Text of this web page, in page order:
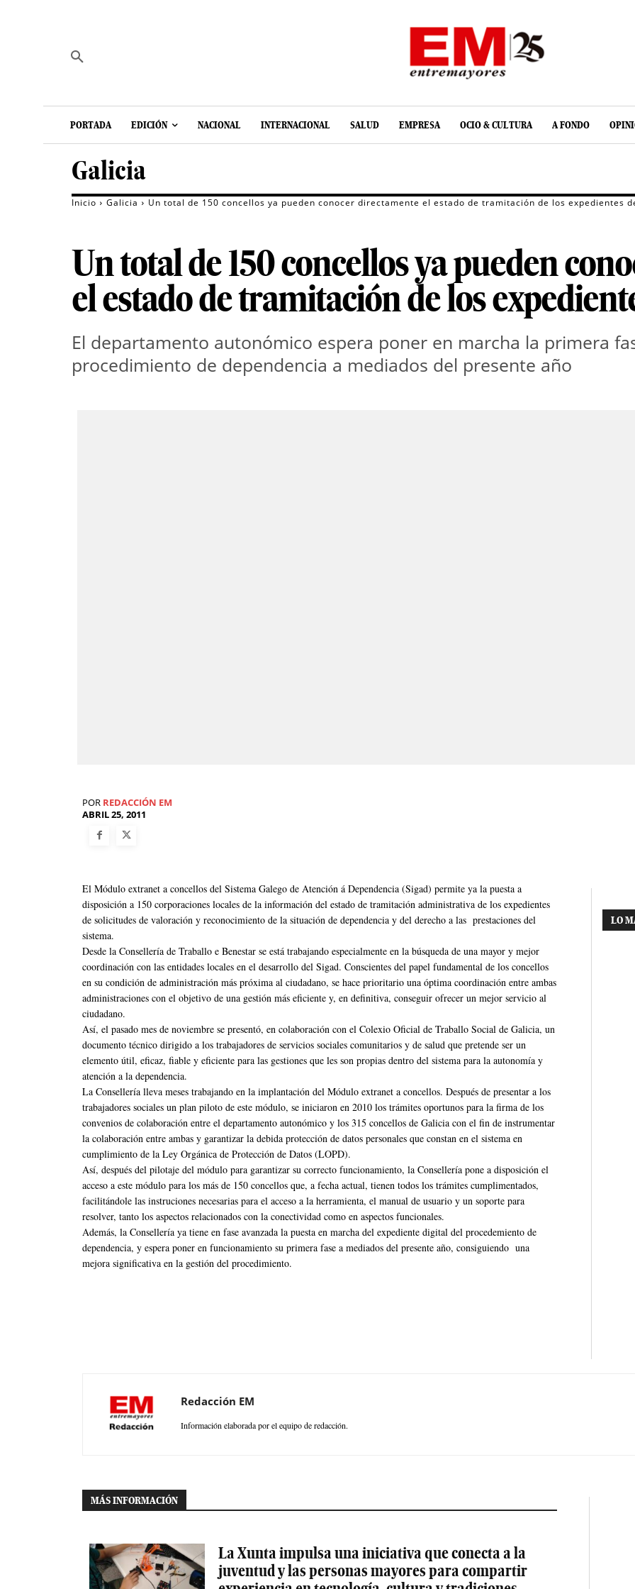
PORTADA EDICIÓN NACIONAL INTERNACIONAL SALUD EMPRESA OCIO & CULTURA A FONDO
Galicia
Inicio Galicia Un total de 150 concellos ya pueden conocer directamente el estado de tramitación de los expedientes
Un total de 150 concellos ya pueden
el estado de tramitación de los
El departamento autonómico espera poner en marcha la primera
procedimiento de dependencia a mediados del presente año
POR REDACCIÓN EM
ABRIL 25, 2011
El Módulo extranet a concellos del Sistema Galego de Atención á Dependencia (Sigad) permite ya la puesta a
disposición a 150 corporaciones locales de la información del estado de tramitación administrativa de los expedientes
de solicitudes de valoración y reconocimiento de la situación de dependencia y del derecho a las prestaciones del
sistema.
Desde la Consellería de Traballo e Benestar se está trabajando especialmente en la búsqueda de una mayor y mejor
coordinación con las entidades locales en el desarrollo del Sigad. Conscientes del papel fundamental de los concellos
en su condición de administración más próxima al ciudadano, se hace prioritario una óptima coordinación entre ambas
administraciones con el objetivo de una gestión más eficiente y, en definitiva, conseguir ofrecer un mejor servicio al
ciudadano.
Así, el pasado mes de noviembre se presentó, en colaboración con el Colexio Oficial de Traballo Social de Galicia, un
documento técnico dirigido a los trabajadores de servicios sociales comunitarios y de salud que pretende ser un
elemento útil, eficaz, fiable y eficiente para las gestiones que les son propias dentro del sistema para la autonomía y
atención a la dependencia.
La Consellería lleva meses trabajando en la implantación del Módulo extranet a concellos. Después de presentar a los
trabajadores sociales un plan piloto de este módulo, se iniciaron en 2010 los trámites oportunos para la firma de los
convenios de colaboración entre el departamento autonómico y los 315 concellos de Galicia con el fin de instrumentar
la colaboración entre ambas y garantizar la debida protección de datos personales que constan en el sistema en
cumplimiento de la Ley Orgánica de Protección de Datos (LOPD).
Así, después del pilotaje del módulo para garantizar su correcto funcionamiento, la Consellería pone a disposición el
acceso a este módulo para los más de 150 concellos que, a fecha actual, tienen todos los trámites cumplimentados,
facilitándole las instruciones necesarias para el acceso a la herramienta, el manual de usuario y un soporte para
resolver, tanto los aspectos relacionados con la conectividad como en aspectos funcionales.
Además, la Consellería ya tiene en fase avanzada la puesta en marcha del expediente digital del procedemiento de
dependencia, y espera poner en funcionamiento su primera fase a mediados del presente año, consiguiendo una
mejora significativa en la gestión del procedimiento.
LO
Redacción EM
Información elaborada por el equipo de redacción.
MÁS INFORMACIÓN
La Xunta impulsa una iniciativa que conecta a la
juventud y las personas mayores para compartir